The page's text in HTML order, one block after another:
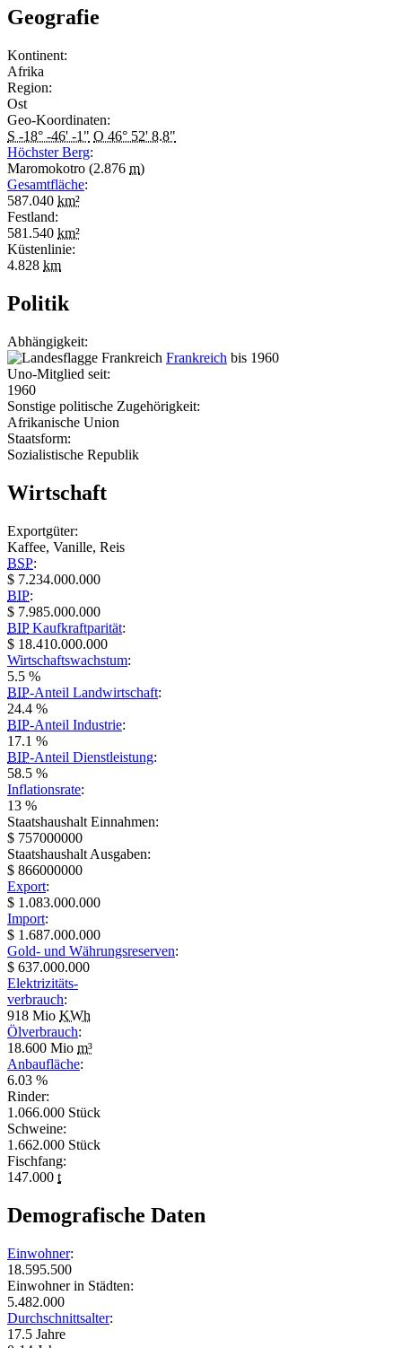
Geografie
Kontinent:
Afrika
Region:
Ost
Geo-Koordinaten:
S -18° -46' -1" O 46° 52' 8.8"
Höchster Berg:
Maromokotro (2.876 m)
Gesamtfläche:
587.040 km²
Festland:
581.540 km²
Küstenlinie:
4.828 km
Politik
Abhängigkeit:
Frankreich bis 1960
Uno-Mitglied seit:
1960
Sonstige politische Zugehörigkeit:
Afrikanische Union
Staatsform:
Sozialistische Republik
Wirtschaft
Exportgüter:
Kaffee, Vanille, Reis
BSP:
$ 7.234.000.000
BIP:
$ 7.985.000.000
BIPKaufkraftparität:
$ 18.410.000.000
Wirtschaftswachstum:
5.5 %
BIP-Anteil Landwirtschaft:
24.4 %
BIP-Anteil Industrie:
17.1 %
BIP-Anteil Dienstleistung:
58.5 %
Inflationsrate:
13 %
Staatshaushalt Einnahmen:
$ 757000000
Staatshaushalt Ausgaben:
$ 866000000
Export:
$ 1.083.000.000
Import:
$ 1.687.000.000
Gold- und Währungsreserven:
$ 637.000.000
Elektrizitäts-
verbrauch:
918 Mio KWh
Ölverbrauch:
18.600 Mio m³
Anbaufläche:
6.03 %
Rinder:
1.066.000 Stück
Schweine:
1.662.000 Stück
Fischfang:
147.000 t
Demografische Daten
Einwohner:
18.595.500
Einwohner in Städten:
5.482.000
Durchschnittsalter:
17.5 Jahre